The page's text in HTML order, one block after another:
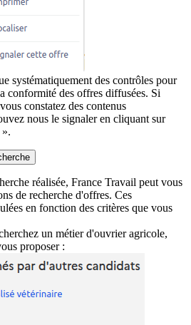
systématiquement des contrôles pour
conformité des offres diffusées. Si
constatez des contenus
nous le signaler en cliquant sur
réalisée, France Travail peut vous
de recherche d'offres. Ces
en fonction des critères que vous
un métier d'ouvrier agricole,
proposer :